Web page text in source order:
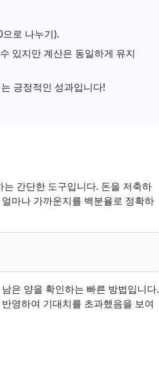
로 나누기).
있지만 계산은 동일하게 유지
긍정적인 성과입니다!
간단한 도구입니다. 돈을 저축하
마나 가까운지를 백분율로 정확하
은 양을 확인하는 빠른 방법입니다.
영하여 기대치를 초과했음을 보여